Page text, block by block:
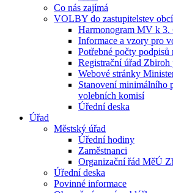
Co nás zajímá
VOLBY do zastupitelstev
Harmonogram MV k 3.
Informace a vzory pro
Potřebné počty
Registrační úřad Zbiroh
Webové stránky
Stanovení minimálního
volebních komisí
Úřední deska
Úřad
Městský úřad
Úřední hodiny
Zaměstnanci
Organizační řád MěÚ
Úřední deska
Povinné informace